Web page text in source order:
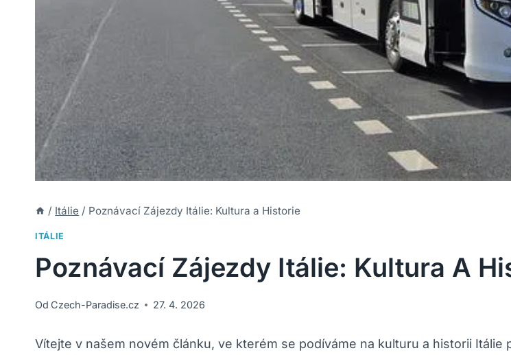
/ Itálie / Poznávací Zájezdy Itálie: Kultura a Historie
ITÁLIE
Poznávací Zájezdy Itálie: Kultura A
Od Czech-Paradise.cz 27. 4. 2026
Vítejte v našem novém článku, ve kterém se podíváme na kulturu a historii